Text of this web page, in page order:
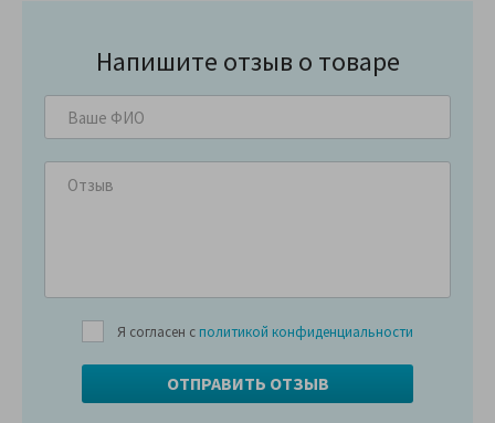
Напишите отзыв о товаре
Я согласен с политикой конфиденциальности